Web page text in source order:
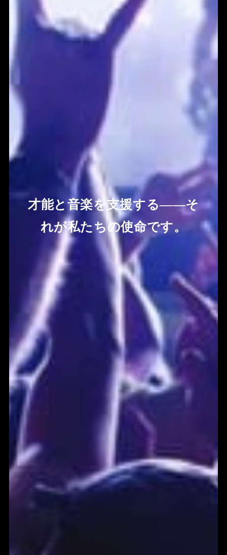
才能と音楽を支援する――そ
れが私たちの使命です。